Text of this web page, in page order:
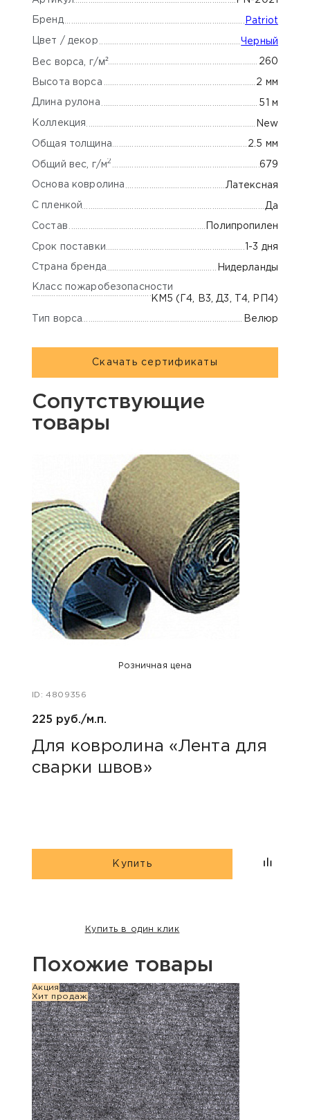
Бренд Patriot
Цвет / декор Черный
Вес ворса, г/м² 260
Высота ворса 2 мм
Длина рулона 51 м
Коллекция New
Общая толщина 2.5 мм
Общий вес, г/м2 679
Основа ковролина Латексная
С пленкой Да
Состав Полипропилен
Срок поставки 1-3 дня
Страна бренда Нидерланды
Класс пожаробезопасности
КМ5 (Г4, В3, Д3, Т4, РП4)
Тип ворса Велюр
Скачать сертификаты
Сопутствующие
товары
Розничная цена
ID: 4809356
225 руб./м.п.
Для ковролина «Лента для
сварки швов»
Купить
Купить в один клик
Похожие товары
Акция
Хит продаж